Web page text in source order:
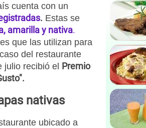
cuenta con un
. Estas se
amarilla y nativa.
que las utilizan para
del restaurante
julio recibió el Premio
nativas
ubicado a